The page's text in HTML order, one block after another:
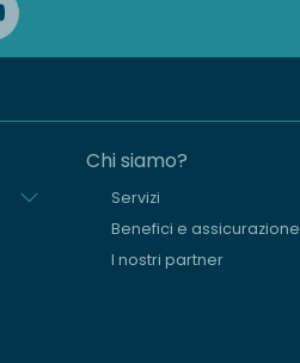
Chi siamo?
Servizi
Benefici e assicurazione
I nostri partner